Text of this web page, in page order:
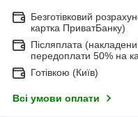
Безготівковий
картка ПриватБанку)
Післяплата
передоплати 50% на
Готівкою (Київ)
Всі умови оплати